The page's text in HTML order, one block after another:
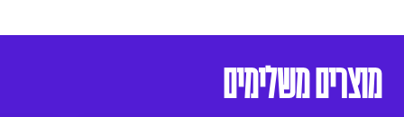
מוצרים משלימים